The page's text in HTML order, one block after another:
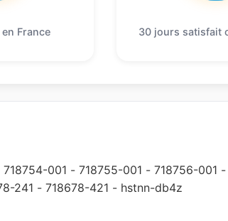
France 30 jours satisfait
718754-001 - 718755-001 - 718756-001 -
241 - 718678-421 - hstnn-db4z